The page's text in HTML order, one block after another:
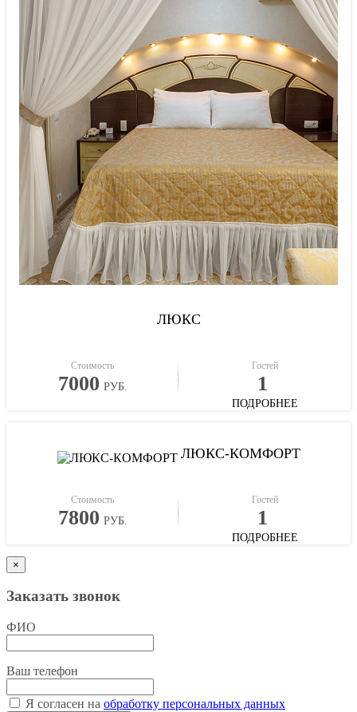
ЛЮКС
Стоимость
7000 РУБ.
Гостей
1
ПОДРОБНЕЕ
ЛЮКС-КОМФОРТ
Стоимость
7800 РУБ.
Гостей
1
ПОДРОБНЕЕ
×
Заказать звонок
ФИО
Ваш телефон
Я согласен на обработку персональных данных